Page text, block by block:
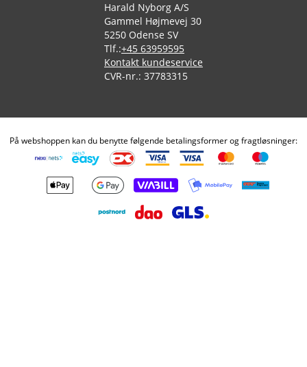
Harald Nyborg A/S
Gammel Højmevej 30
5250 Odense SV
Tlf.:+45 63959595
Kontakt kundeservice
CVR-nr.: 37783315
På webshoppen kan du benytte følgende betalingsformer og fragtløsninger: